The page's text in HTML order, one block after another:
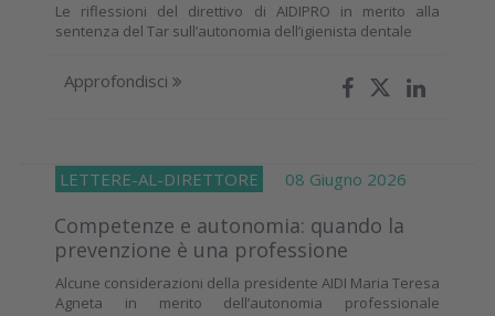
Le riflessioni del direttivo di AIDIPRO in merito alla
sentenza del Tar sull’autonomia dell’igienista dentale
Approfondisci
LETTERE-AL-DIRETTORE 08 Giugno 2026
Competenze e autonomia: quando la
prevenzione è una professione
Alcune considerazioni della presidente AIDI Maria Teresa
Agneta in merito dell’autonomia professionale